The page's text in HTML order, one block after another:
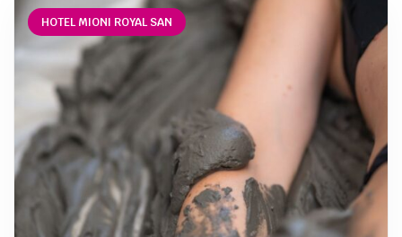
HOTEL MIONI ROYAL SAN